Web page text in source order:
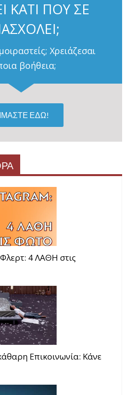
ΚΑΤΙ ΠΟΥ ΣΕ
Χρειάζεσαι
βοήθεια;
ΕΔΩ!
4 ΛΑΘΗ στις
Επικοινωνία: Κάνε